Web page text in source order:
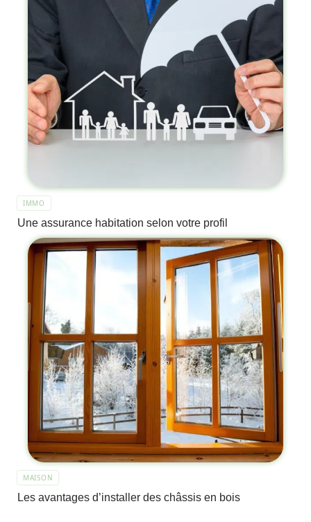
IMMO
Une assurance habitation selon votre profil
MAISON
Les avantages d’installer des châssis en bois